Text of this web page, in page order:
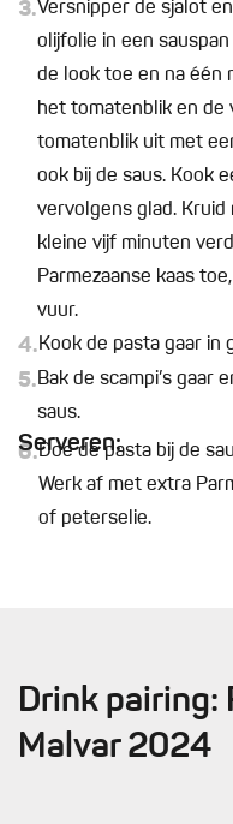
3.Versnipper de sjalot
olijfolie in een
de look toe en na één
het tomatenblik en de
tomatenblik uit met
ook bij de saus. Kook
vervolgens glad.
kleine vijf minuten
Parmezaanse kaas
vuur.
4.Kook de pasta gaar in
5.Bak de scampi’s gaar
saus.
Serveren:
6.Doe de pasta bij de
Werk af met extra
of peterselie.
Drink pairing:
Malvar 2024